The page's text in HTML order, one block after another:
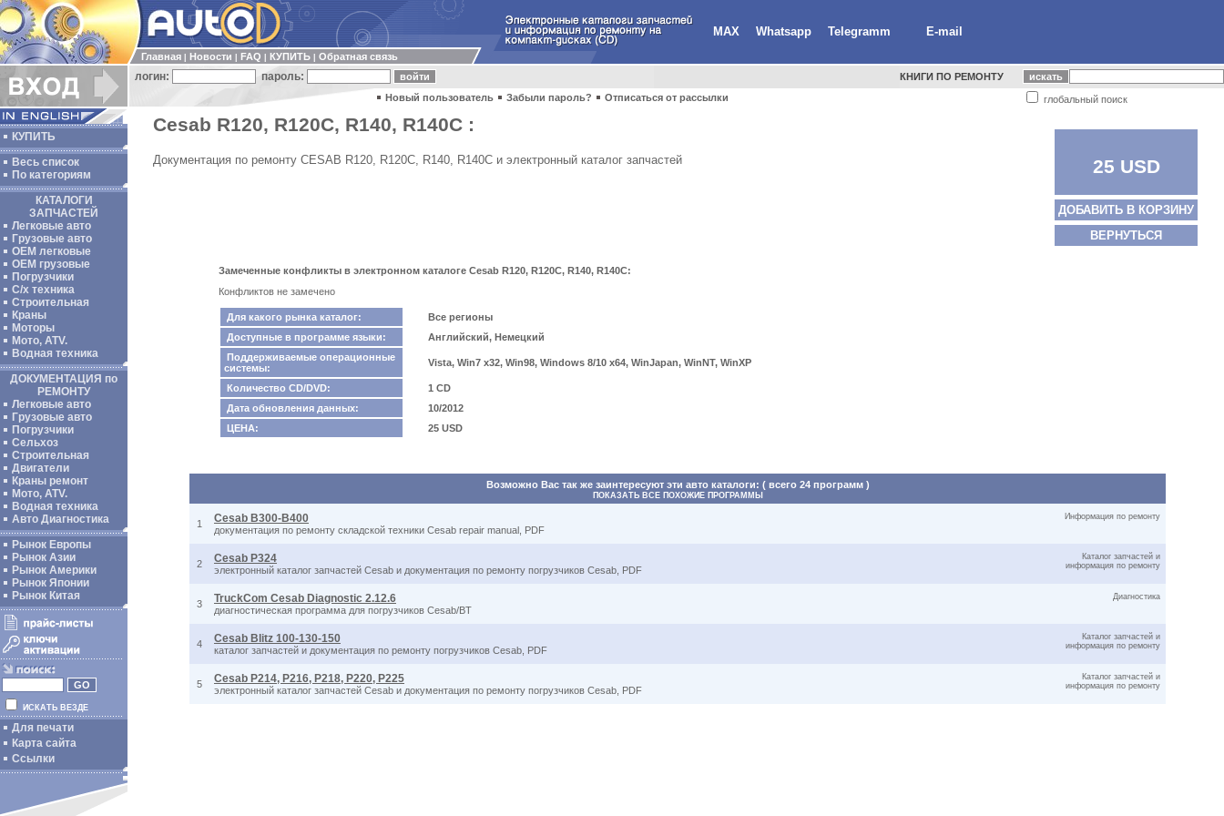
MAX Whatsapp Telegramm E-mail
Главная Новости FAQ КУПИТЬ Обратная связь
логин: пароль: КНИГИ ПО РЕМОНТУ
глобальный поиск
Новый пользователь Забыли пароль? Отписаться от рассылки
КУПИТЬ
Весь список
По категориям
КАТАЛОГИ
ЗАПЧАСТЕЙ
Легковые авто
Грузовые авто
ОЕМ легковые
OEM грузовые
Погрузчики
С/х техника
Строительная
Краны
Моторы
Мото, ATV.
Водная техника
ДОКУМЕНТАЦИЯ по
РЕМОНТУ
Легковые авто
Грузовые авто
Погрузчики
Сельхоз
Строительная
Двигатели
Краны ремонт
Мото, ATV.
Водная техника
Авто Диагностика
Рынок Европы
Рынок Азии
Рынок Америки
Рынок Японии
Рынок Китая
ИСКАТЬ ВЕЗДЕ
Для печати
Карта сайта
Ссылки
Cesab R120, R120C, R140, R140C :
Документация по ремонту CESAB R120, R120C, R140, R140C и электронный каталог запчастей 25 USD
ДОБАВИТЬ В КОРЗИНУ
ВЕРНУТЬСЯ
Замеченные конфликты в электронном каталоге Cesab R120, R120C, R140, R140C:
Конфликтов не замечено
Для какого рынка каталог:
Все регионы
Доступные в программе языки:
Английский, Немецкий
Поддерживаемые операционные
системы:
Vista, Win7 x32, Win98, Windows 8/10 x64, WinJapan, WinNT, WinXP
Количество CD/DVD:
1 CD
Дата обновления данных:
10/2012
ЦЕНА:
25 USD
Возможно Вас так же заинтересуют эти авто каталоги: ( всего 24 программ )
ПОКАЗАТЬ ВСЕ ПОХОЖИЕ ПРОГРАММЫ
1 Cesab B300-B400
документация по ремонту складской техники Cesab repair manual, PDF
Информация по ремонту
2 Cesab P324
электронный каталог запчастей Cesab и документация по ремонту погрузчиков Cesab, PDF
Каталог запчастей и
информация по ремонту
3 TruckCom Cesab Diagnostic 2.12.6
диагностическая программа для погрузчиков Cesab/BT
Диагностика
4 Cesab Blitz 100-130-150
каталог запчастей и документация по ремонту погрузчиков Cesab, PDF
Каталог запчастей и
информация по ремонту
5 Cesab P214, P216, P218, P220, P225
электронный каталог запчастей Cesab и документация по ремонту погрузчиков Cesab, PDF
Каталог запчастей и
информация по ремонту